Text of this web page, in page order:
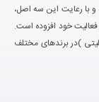
با رعایت این سه اصل،
خود افزوده است.
)در برندهای مختلف